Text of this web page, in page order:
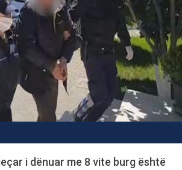
i dënuar me 8 vite burg është